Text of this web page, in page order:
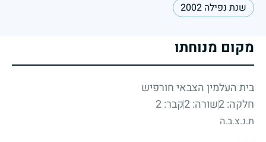
שנת נפילה 2002
מקום מנוחתו
בית העלמין הצבאי חורפיש
חלקה: 2
שורה: 2 קבר: 2
ת.נ.צ.ב.ה